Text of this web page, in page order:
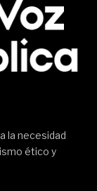
la necesidad
ético y